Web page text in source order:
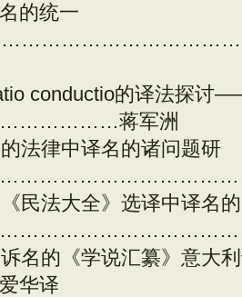
的统一
conductio的译法探讨
蒋军洲
法律中译名的诸问题研
民法大全》选译中译名
诉名的《学说汇纂》意
华译